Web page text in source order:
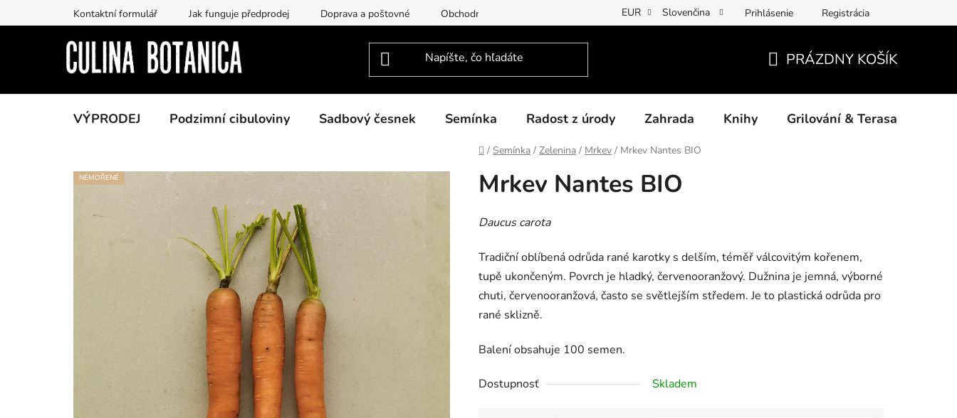
na
Kontaktní formulář Jak funguje předprodej Doprava a poštovné Obchodní podmínky Podmínky ochrany osobních údajů Povinné informace a odkazy ÚKZÚZ
EUR Slovenčina Prihlásenie Registrácia
KOŠÍK
PRÁZDNY KOŠÍK
VÝPRODEJ Podzimní cibuloviny Sadbový česnek Semínka Radost z úrody Zahrada Knihy Grilování & Terasa
Domov
/ Semínka / Zelenina / Mrkev / Mrkev Nantes BIO
Mrkev Nantes BIO
Daucus carota
Tradiční oblíbená odrůda rané karotky s delším, téměř válcovitým kořenem,
tupě ukončeným. Povrch je hladký, červenooranžový. Dužnina je jemná, výborné
chuti, červenooranžová, často se světlejším středem. Je to plastická odrůda pro
rané sklizně.
Balení obsahuje 100 semen.
Dostupnosť Skladem
NEMOŘENÉ